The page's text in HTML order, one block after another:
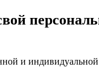
и индивидуальной